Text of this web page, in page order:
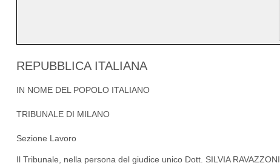
REPUBBLICA ITALIANA
IN NOME DEL POPOLO ITALIANO
TRIBUNALE DI MILANO
Sezione Lavoro
Il Tribunale, nella persona del giudice unico Dott. SILVIA RAVAZZONI